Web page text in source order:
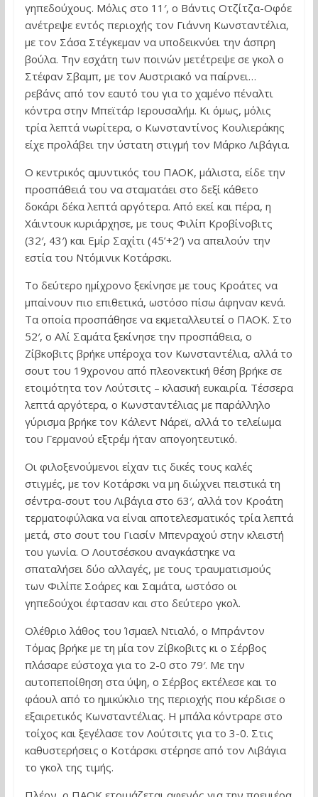
γηπεδούχους. Μόλις στο 11′, ο Βάντις Οτζίτζα-Οφόε
ανέτρεψε εντός περιοχής τον Γιάννη Κωνσταντέλια,
με τον Σάσα Στέγκεμαν να υποδεικνύει την άσπρη
βούλα. Την εσχάτη των ποινών μετέτρεψε σε γκολ ο
Στέφαν Σβαμπ, με τον Αυστριακό να παίρνει…
ρεβάνς από τον εαυτό του για το χαμένο πέναλτι
κόντρα στην Μπεϊτάρ Ιερουσαλήμ. Κι όμως, μόλις
τρία λεπτά νωρίτερα, ο Κωνσταντίνος Κουλιεράκης
είχε προλάβει την ύστατη στιγμή τον Μάρκο Λιβάγια.
Ο κεντρικός αμυντικός του ΠΑΟΚ, μάλιστα, είδε την
προσπάθειά του να σταματάει στο δεξί κάθετο
δοκάρι δέκα λεπτά αργότερα. Από εκεί και πέρα, η
Χάιντουκ κυριάρχησε, με τους Φιλίπ Κροβίνοβιτς
(32′, 43′) και Εμίρ Σαχίτι (45’+2′) να απειλούν την
εστία του Ντόμινικ Κοτάρσκι.
Το δεύτερο ημίχρονο ξεκίνησε με τους Κροάτες να
μπαίνουν πιο επιθετικά, ωστόσο πίσω άφηναν κενά.
Τα οποία προσπάθησε να εκμεταλλευτεί ο ΠΑΟΚ. Στο
52′, ο Αλί Σαμάτα ξεκίνησε την προσπάθεια, ο
Ζίβκοβιτς βρήκε υπέροχα τον Κωνσταντέλια, αλλά το
σουτ του 19χρονου από πλεονεκτική θέση βρήκε σε
ετοιμότητα τον Λούτσιτς – κλασική ευκαιρία. Τέσσερα
λεπτά αργότερα, ο Κωνσταντέλιας με παράλληλο
γύρισμα βρήκε τον Κάλεντ Νάρεϊ, αλλά το τελείωμα
του Γερμανού εξτρέμ ήταν απογοητευτικό.
Οι φιλοξενούμενοι είχαν τις δικές τους καλές
στιγμές, με τον Κοτάρσκι να μη διώχνει πειστικά τη
σέντρα-σουτ του Λιβάγια στο 63′, αλλά τον Κροάτη
τερματοφύλακα να είναι αποτελεσματικός τρία λεπτά
μετά, στο σουτ του Γιασίν Μπενραχού στην κλειστή
του γωνία. Ο Λουτσέσκου αναγκάστηκε να
σπαταλήσει δύο αλλαγές, με τους τραυματισμούς
των Φιλίπε Σοάρες και Σαμάτα, ωστόσο οι
γηπεδούχοι έφτασαν και στο δεύτερο γκολ.
Ολέθριο λάθος του Ίσμαελ Ντιαλό, ο Μπράντον
Τόμας βρήκε με τη μία τον Ζίβκοβιτς κι ο Σέρβος
πλάσαρε εύστοχα για το 2-0 στο 79′. Με την
αυτοπεποίθηση στα ύψη, ο Σέρβος εκτέλεσε και το
φάουλ από το ημικύκλιο της περιοχής που κέρδισε ο
εξαιρετικός Κωνσταντέλιας. Η μπάλα κόντραρε στο
τοίχος και ξεγέλασε τον Λούτσιτς για το 3-0. Στις
καθυστερήσεις ο Κοτάρσκι στέρησε από τον Λιβάγια
το γκολ της τιμής.